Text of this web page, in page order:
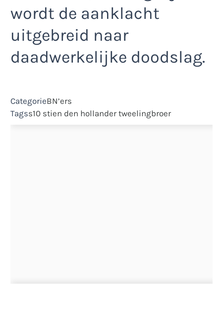
wordt de aanklacht
uitgebreid naar
daadwerkelijke doodslag.
CategorieBN’ers
Tagss10 stien den hollander tweelingbroer